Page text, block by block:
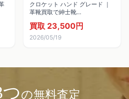
クロケット ハンド グレード ｜
革靴買取で紳士靴
BATEMAN]を買取しました。
買取 23,500円
2026/05/19
の無料査定